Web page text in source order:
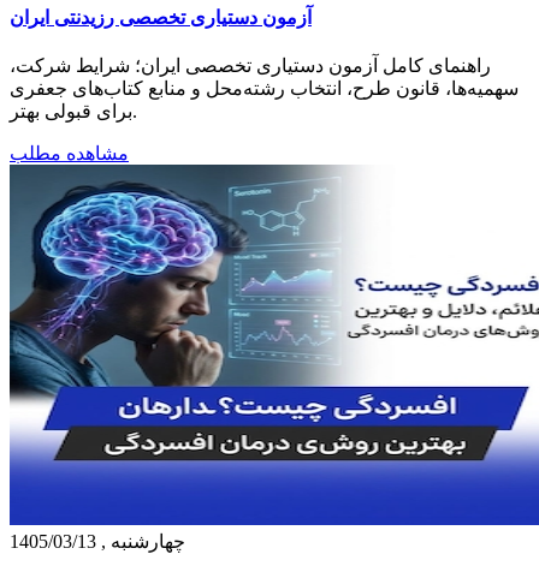
آزمون دستیاری تخصصی رزیدنتی ایران
راهنمای کامل آزمون دستیاری تخصصی ایران؛ شرایط شرکت،
سهمیه‌ها، قانون طرح، انتخاب رشته‌محل و منابع کتاب‌های جعفری
برای قبولی بهتر.
مشاهده مطلب
چهارشنبه , 1405/03/13